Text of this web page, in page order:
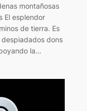
montañosas
El esplendor
de tierra. Es
dons
la…